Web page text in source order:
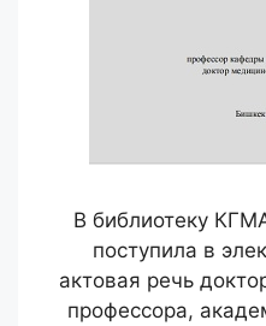
В библиотеку
поступила в
актовая речь
профессора,